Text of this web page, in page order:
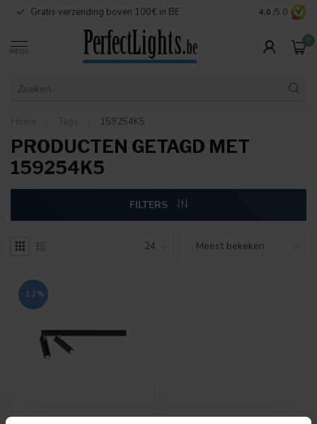
Gratis verzending boven 100€ in BE Veilige
4.0 /5.0
MENU
0
Home Tags 159254K5
PRODUCTEN GETAGD MET
159254K5
FILTERS
-12%